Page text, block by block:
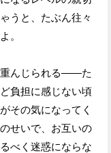
うと、たぶん往々
。
重んじられる——た
負担に感じない頃
その気になってく
せいで、お互いの
べく迷惑にならな